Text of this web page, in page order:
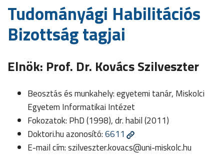
Tudományági Habilitációs
Bizottság tagjai
Elnök: Prof. Dr. Kovács Szilveszter
Beosztás és munkahely: egyetemi tanár, Miskolci
Egyetem Informatikai Intézet
Fokozatok: PhD (1998), dr. habil (2011)
Doktori.hu azonosító:6611
E-mail cím:szilveszter.kovacs@uni-miskolc.hu